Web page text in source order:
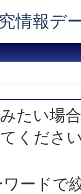
情報デ
たい場
くださ
ードで